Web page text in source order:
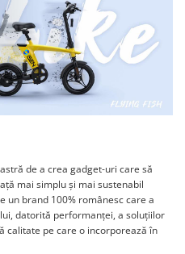
de a crea gadget-uri care să
mai simplu și mai sustenabil
un brand 100% românesc care a
datorită performanței, a soluțiilor
calitate pe care o incorporează în